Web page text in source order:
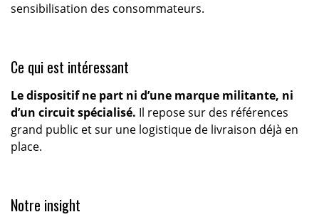
sensibilisation des consommateurs.
Ce qui est intéressant
Le dispositif ne part ni d’une marque militante, ni
d’un circuit spécialisé. Il repose sur des références
grand public et sur une logistique de livraison déjà en
place.
Notre insight